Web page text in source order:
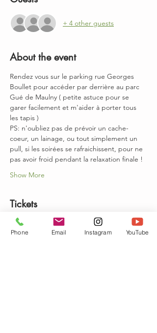
+ 4 other guests
About the event
Rendez vous sur le parking rue Georges
Boullet pour accéder par derrière au parc
Gué de Maulny ( petite astuce pour se
garer facilement et m'aider à porter tous
les tapis )
PS: n'oubliez pas de prévoir un cache-
coeur, un lainage, ou tout simplement un
pull, si les soirées se rafraichissent, pour ne
pas avoir froid pendant la relaxation finale !
Show More
Tickets
Sold Out
Phone Email Instagram YouTube